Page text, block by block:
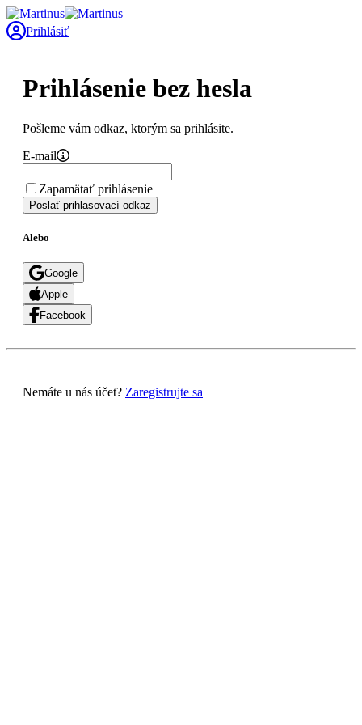
Prihlásiť
Prihlásenie bez hesla
Pošleme vám odkaz, ktorým sa prihlásite.
E-mail
Zapamätať prihlásenie
Poslať prihlasovací odkaz
Alebo
Google
Apple
Facebook
Nemáte u nás účet? Zaregistrujte sa